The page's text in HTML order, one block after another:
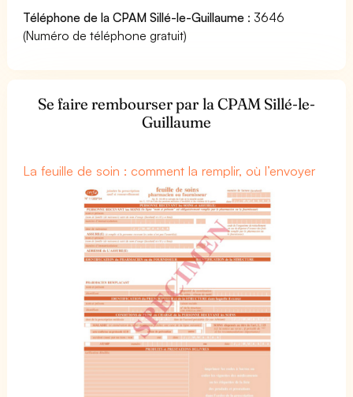
Téléphone de la CPAM Sillé-le-Guillaume : 3646
(Numéro de téléphone gratuit)
Se faire rembourser par la CPAM Sillé-le-
Guillaume
La feuille de soin : comment la remplir, où l’envoyer